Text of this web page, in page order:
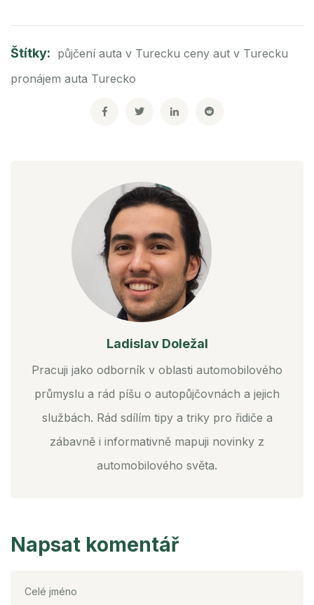
Štítky: půjčení auta v Turecku ceny aut v Turecku
pronájem auta Turecko
Ladislav Doležal
Pracuji jako odborník v oblasti automobilového
průmyslu a rád píšu o autopůjčovnách a jejich
službách. Rád sdílím tipy a triky pro řidiče a
zábavně i informativně mapuji novinky z
automobilového světa.
Napsat komentář